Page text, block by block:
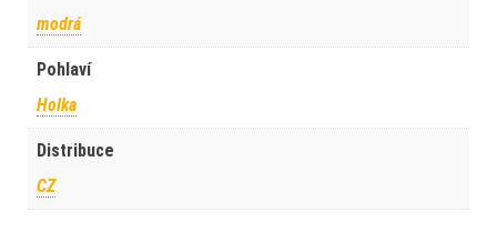
modrá
Pohlaví
Holka
Distribuce
CZ